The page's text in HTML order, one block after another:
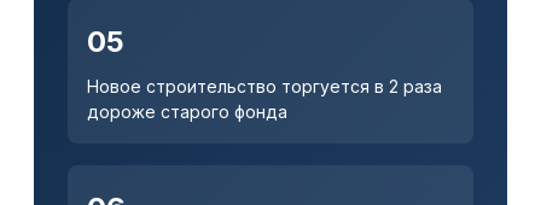
05
Новое строительство торгуется в 2 раза
дороже старого фонда